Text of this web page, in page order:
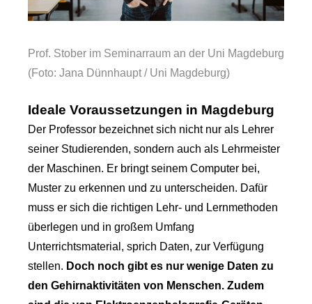
Prof. Stober im Seminarraum an der Uni Magdeburg
(Foto: Jana Dünnhaupt / Uni Magdeburg)
Ideale Voraussetzungen in Magdeburg
Der Professor bezeichnet sich nicht nur als Lehrer
seiner Studierenden, sondern auch als Lehrmeister
der Maschinen. Er bringt seinem Computer bei,
Muster zu erkennen und zu unterscheiden. Dafür
muss er sich die richtigen Lehr- und Lernmethoden
überlegen und in großem Umfang
Unterrichtsmaterial, sprich Daten, zur Verfügung
stellen. Doch noch gibt es nur wenige Daten zu
den Gehirnaktivitäten von Menschen. Zudem